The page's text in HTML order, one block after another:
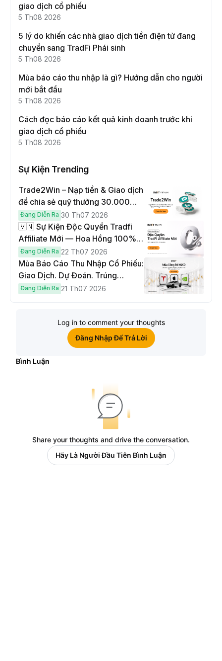
giao dịch cổ phiếu
5 Th08 2026
5 lý do khiến các nhà giao dịch tiền điện tử đang
chuyển sang TradFi Phái sinh
5 Th08 2026
Mùa báo cáo thu nhập là gì? Hướng dẫn cho người
mới bắt đầu
5 Th08 2026
Cách đọc báo cáo kết quả kinh doanh trước khi
giao dịch cổ phiếu
5 Th08 2026
Sự Kiện Trending
Trade2Win – Nạp tiền & Giao dịch
để chia sẻ quỹ thưởng 30.000
USDT
Đang Diễn Ra 30 Th07 2026
🇻🇳 Sự Kiện Độc Quyền Tradfi
Affiliate Mới — Hoa Hồng 100% &
Hoàn Phí Qua Đêm
Đang Diễn Ra 22 Th07 2026
Mùa Báo Cáo Thu Nhập Cổ Phiếu:
Giao Dịch. Dự Đoán. Trúng
Cybertruck!
Đang Diễn Ra 21 Th07 2026
Log in to comment your thoughts
Đăng Nhập Để Trả Lời
Bình Luận
Share your thoughts and drive the conversation.
Hãy Là Người Đầu Tiên Bình Luận